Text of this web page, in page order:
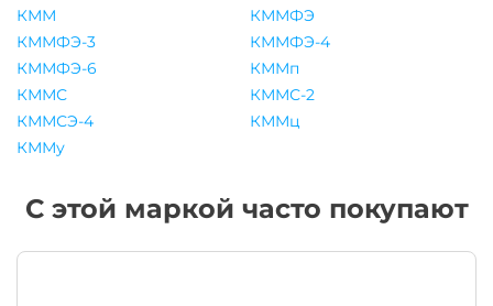
КММ
КММФЭ
КММФЭ-3
КММФЭ-4
КММФЭ-6
КММп
КММС
КММС-2
КММСЭ-4
КММц
КММу
С этой маркой часто покупают